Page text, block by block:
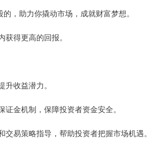
，助力你撬动市场，成就财富梦想。
得更高的回报。
收益潜力。
金机制，保障投资者资金安全。
易策略指导，帮助投资者把握市场机遇。